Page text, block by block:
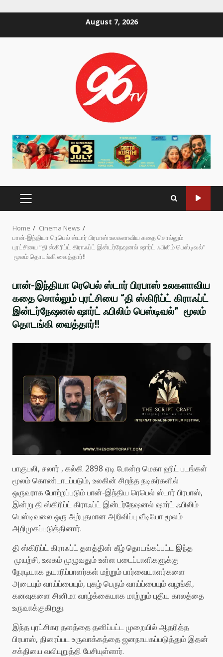
August 7, 2026
PRIMARY
MENU
Home
Cinema News
பான்-இந்தியா ரெபெல் ஸ்டார் பிரபாஸ் உலகளாவிய கதை சொல்லும்
புரட்சியை “தி ஸ்கிரிப்ட் கிராஃப்ட் இன்டர்நேஷனல் ஷார்ட் ஃபிலிம் பெஸ்டிவல்”
மூலம் தொடங்கி வைத்தார்!!
பான்-இந்தியா ரெபெல் ஸ்டார் பிரபாஸ் உலகளாவிய
கதை சொல்லும் புரட்சியை “தி ஸ்கிரிப்ட் கிராஃப்ட்
இன்டர்நேஷனல் ஷார்ட் ஃபிலிம் பெஸ்டிவல்” மூலம்
தொடங்கி வைத்தார்!!
பாகுபலி, சலார் , கல்கி 2898 ஏடி போன்ற மெகா ஹிட் படங்கள்
மூலம் கொண்டாடப்படும், உலகின் சிறந்த நடிகர்களில்
ஒருவராக போற்றப்படும் பான்-இந்திய ரெபெல் ஸ்டார் பிரபாஸ்,
இன்று தி ஸ்கிரிப்ட் கிராஃப்ட் இன்டர்நேஷனல் ஷார்ட் ஃபிலிம்
பெஸ்டிவலை ஒரு அற்புதமான அறிவிப்பு வீடியோ மூலம்
அறிமுகப்படுத்தினார்.
தி ஸ்கிரிப்ட் கிராஃப்ட் தளத்தின் கீழ் தொடங்கப்பட்ட இந்த
முயற்சி, உலகம் முழுவதும் உள்ள படைப்பாளிகளுக்கு
நேரடியாக தயாரிப்பாளர்கள் மற்றும் பார்வையாளர்களை
அடையும் வாய்ப்பையும், புகழ் பெரும் வாய்ப்பையும் வழங்கி,
கனவுகளை சினிமா வாழ்க்கையாக மாற்றும் புதிய காலத்தை
உருவாக்குகிறது.
இந்த புரட்சிகர தளத்தை தனிப்பட்ட முறையில் ஆதரித்த
பிரபாஸ், திரைப்பட உருவாக்கத்தை ஜனநாயகப்படுத்தும் இதன்
சக்தியை வலியுறுத்தி பேசியுள்ளார்.